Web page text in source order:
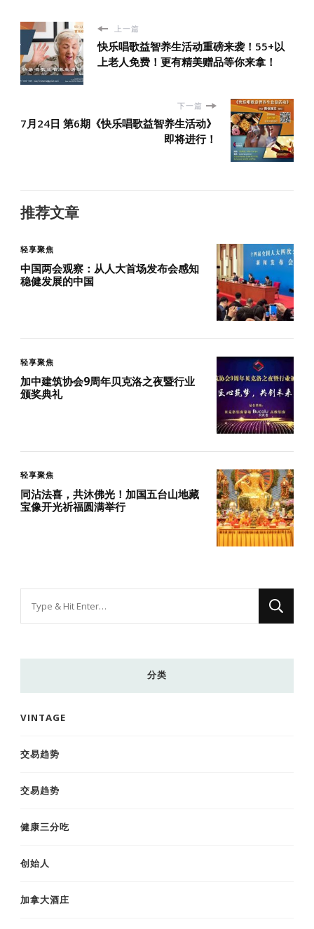
上一篇
快乐唱歌益智养生活动重磅来袭！55+以
上老人免费！更有精美赠品等你来拿！
下一篇
7月24日 第6期《快乐唱歌益智养生活动》
即将进行！
推荐文章
轻享聚焦
中国两会观察：从人大首场发布会感知
稳健发展的中国
轻享聚焦
加中建筑协会9周年贝克洛之夜暨行业
颁奖典礼
轻享聚焦
同沾法喜，共沐佛光！加国五台山地藏
宝像开光祈福圆满举行
东
分类
VINTAGE
交易趋势
交易趋势
健康三分吃
创始人
加拿大酒庄